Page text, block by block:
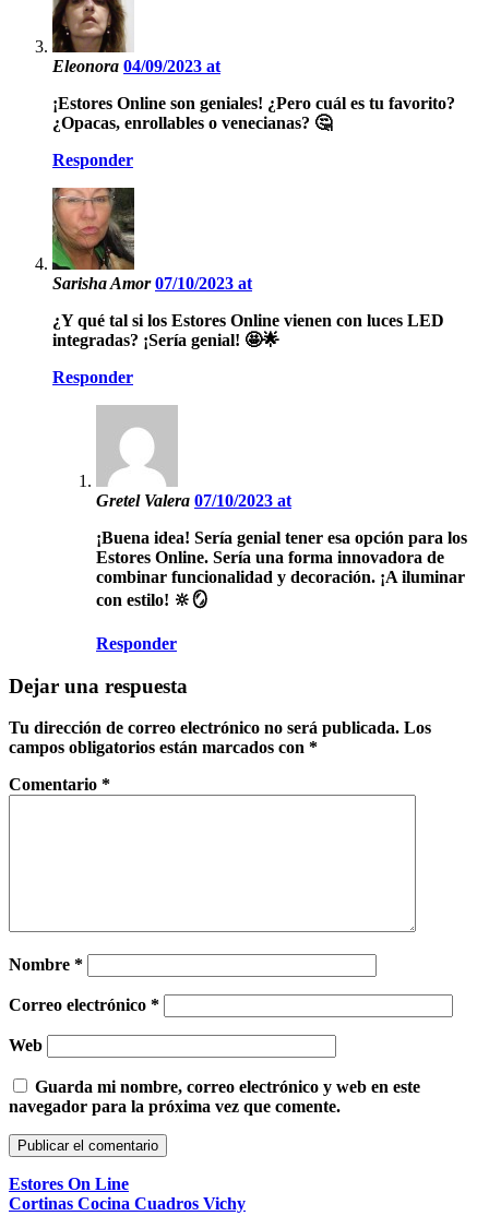
Eleonora 04/09/2023 at
¡Estores Online son geniales! ¿Pero cuál es tu favorito?
¿Opacas, enrollables o venecianas? 🤔
Responder
Sarisha Amor07/10/2023 at
¿Y qué tal si los Estores Online vienen con luces LED
integradas? ¡Sería genial! 🤩🌟
Responder
Gretel Valera 07/10/2023 at
¡Buena idea! Sería genial tener esa opción para los
Estores Online. Sería una forma innovadora de
combinar funcionalidad y decoración. ¡A iluminar
con estilo! 🔆🪞
Responder
Dejar una respuesta
Tu dirección de correo electrónico no será publicada. Los
campos obligatorios están marcados con *
Comentario *
Nombre *
Correo electrónico *
Web
Guarda mi nombre, correo electrónico y web en este
navegador para la próxima vez que comente.
Estores On Line
Cortinas Cocina Cuadros Vichy